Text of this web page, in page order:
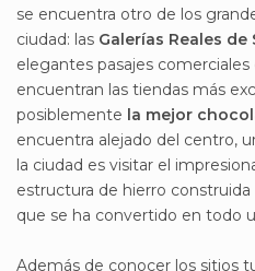
se encuentra otro de los
ciudad: las Galerías Reales de
elegantes pasajes
encuentran las tiendas más
posiblemente la mejor
encuentra alejado del centro,
la ciudad es visitar el
estructura de hierro
que se ha convertido en todo
Además de conocer los sitios